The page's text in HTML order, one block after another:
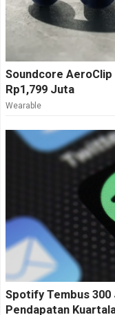
Soundcore AeroClip
Rp1,799 Juta
Wearable
Spotify Tembus 300
Pendapatan